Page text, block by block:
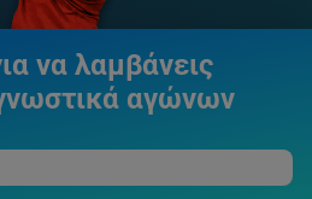
να λαμβάνεις
αγώνων